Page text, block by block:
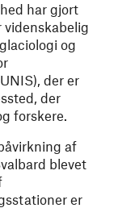
har gjort
og
der er
der
forskere.
af
blevet
er